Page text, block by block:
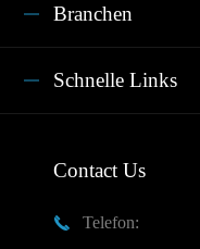
Branchen
Schnelle Links
Contact Us

Telefon: